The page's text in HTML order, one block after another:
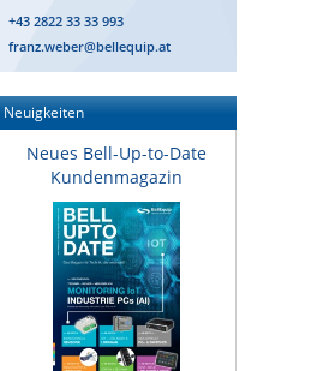
+43 2822 33 33 993
franz.weber@bellequip.at
Neuigkeiten
Neues Bell-Up-to-Date
Kundenmagazin